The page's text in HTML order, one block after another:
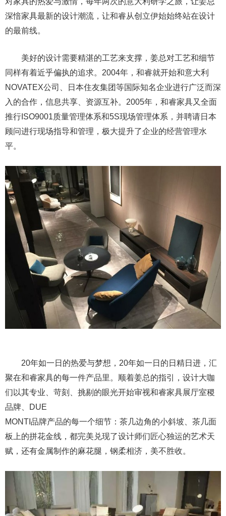
深愔家具最新的设计潮流，让和睿从创立伊始始终站在设计
的最前线。
美好的设计需要精湛的工艺来支撑，姜总对工艺和细节
同样有着近乎偏执的追求。2004年，和睿就开始和意大利
NOVATEX公司、日本住友集团等国际知名企业进行广泛而深
入的合作，信息共享、资源互补。2005年，和睿家具又全面
推行ISO9001质量管理体系和5S现场管理体系，并聘请日本
顾问进行现场指导和管理，极大提升了企业的经营管理水
平。
20年如一日的热爱与梦想，20年如一日的日精日进，汇
聚在和睿家具的每一件产品里。顺着姜总的指引，设计大咖
们以其专业、苛刻、挑剔的眼光开始审视和睿家具展厅室稷
品牌、DUE
MONTI品牌产品的每一个细节：茶几边角的小斜坡、茶几面
板上的拼花金线，都完美兑现了设计师们匠心独运的艺术天
赋，还有金属制作的麻花腿，钢柔相济，美不胜收。